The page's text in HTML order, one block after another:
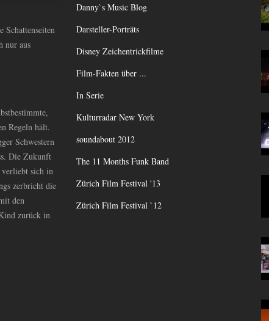
Schattenseiten
nur aus
Regeln hält.
Schwestern
Die Zukunft
verliebt sich in
zerbricht die
den
zurück in
Danny`s Music Blog
Darsteller-Porträts
Disney Zeichentrickfilme
Film-Fakten über ...
In Serie
Kulturradar New York
soundabout 2012
The 11 Months Funk Band
Zürich Film Festival '13
Zürich Film Festival `12